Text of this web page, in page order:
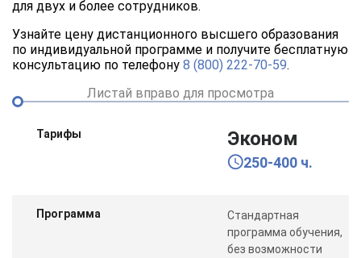
для двух и более сотрудников.
Узнайте цену дистанционного высшего образования
по индивидуальной программе и получите бесплатную
консультацию по телефону 8 (800) 222-70-59.
Листай вправо для просмотра
Тарифы Эконом
250-400 ч.
Программа
Стандартная
программа обучения,
без возможности